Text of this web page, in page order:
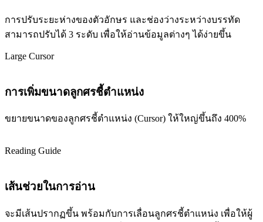
การปรับระยะห่างของตัวอักษร และช่องว่างระหว่างบรรทัด
สามารถปรับได้ 3 ระดับ เพื่อให้อ่านข้อมูลต่างๆ ได้ง่ายขึ้น
Large Cursor
การเพิ่มขนาดลูกศรชี้ตำแหน่ง
ขยายขนาดของลูกศรชี้ตำแหน่ง (Cursor) ให้ใหญ่ขึ้นถึง 400%
Reading Guide
เส้นช่วยในการอ่าน
จะมีเส้นปรากฏขึ้น พร้อมกับการเลื่อนลูกศรชี้ตำแหน่ง เพื่อให้ผู้